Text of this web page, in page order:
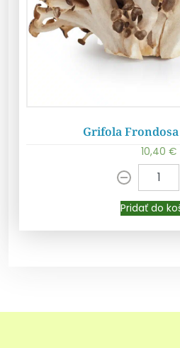
Grifola
10,40 €
Pridať do